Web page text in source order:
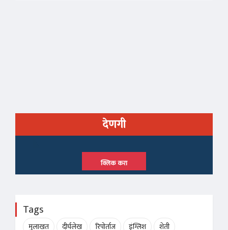
देणगी
क्लिक करा
Tags
मुलाखत दीर्घलेख रिपोर्ताज इंग्लिश शेती